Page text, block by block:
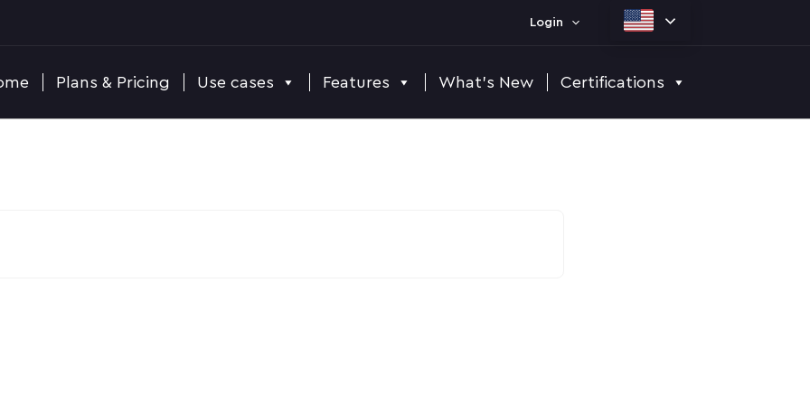
Login
Plans & Pricing Use cases Features What's New Certifications